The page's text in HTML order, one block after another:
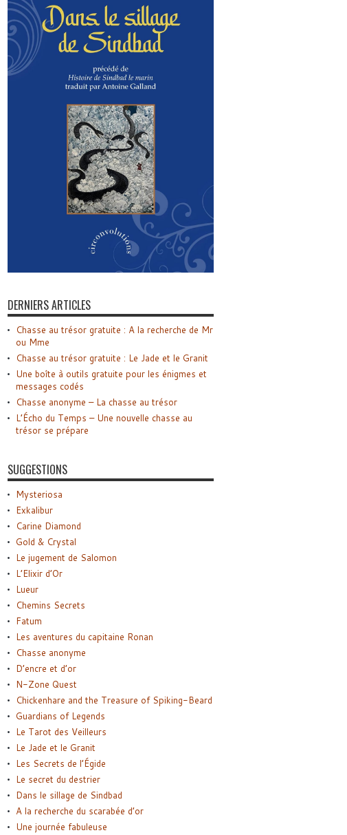
DERNIERS ARTICLES
Chasse au trésor gratuite : A la recherche de Mr
ou Mme
Chasse au trésor gratuite : Le Jade et le Granit
Une boîte à outils gratuite pour les énigmes et
messages codés
Chasse anonyme – La chasse au trésor
L’Écho du Temps – Une nouvelle chasse au
trésor se prépare
SUGGESTIONS
Mysteriosa
Exkalibur
Carine Diamond
Gold & Crystal
Le jugement de Salomon
L’Elixir d’Or
Lueur
Chemins Secrets
Fatum
Les aventures du capitaine Ronan
Chasse anonyme
D’encre et d’or
N-Zone Quest
Chickenhare and the Treasure of Spiking-Beard
Guardians of Legends
Le Tarot des Veilleurs
Le Jade et le Granit
Les Secrets de l’Égide
Le secret du destrier
Dans le sillage de Sindbad
A la recherche du scarabée d’or
Une journée fabuleuse